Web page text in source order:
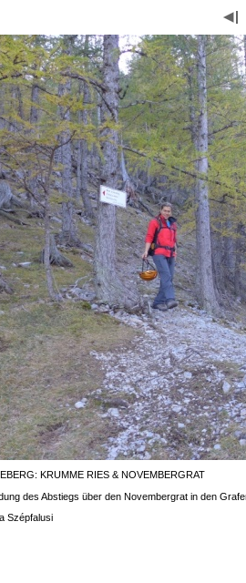
KRUMME RIES & NOVEMBERGRAT
des Abstiegs über den Novembergrat in den
Szépfalusi